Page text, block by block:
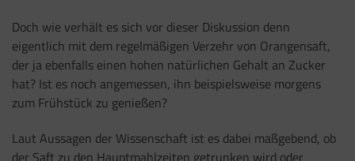
Doch wie verhält es sich vor dieser Diskussion denn
eigentlich mit dem regelmäßigen Verzehr von Orangensaft,
der ja ebenfalls einen hohen natürlichen Gehalt an Zucker
hat? Ist es noch angemessen, ihn beispielsweise morgens
zum Frühstück zu genießen?
Laut Aussagen der Wissenschaft ist es dabei maßgebend, ob
der Saft zu den Hauptmahlzeiten getrunken wird oder